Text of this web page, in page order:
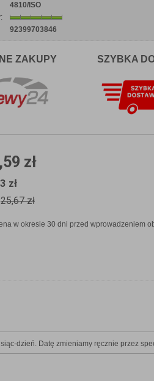
4810/ISO
92399703846
ZAKUPY SZYBKA
zł
zł
25,67 zł
w okresie 30 dni przed wprowadzeniem
dzień. Datę zmieniamy ręcznie przez